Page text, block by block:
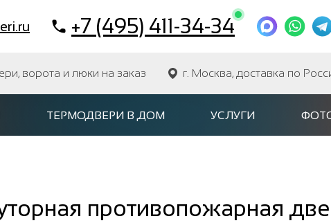
+7 (495) 411-34-34
ворота и люки на заказ г. Москва, доставка по
ТЕРМОДВЕРИ В ДОМ УСЛУГИ
противопожарная